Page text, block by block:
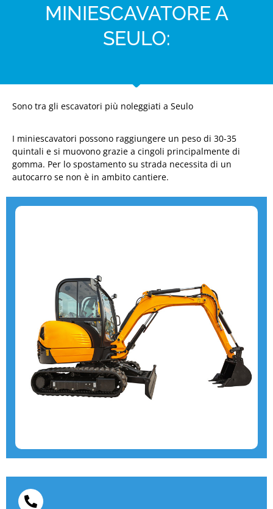
MINIESCAVATORE A
SEULO:
Sono tra gli escavatori più noleggiati a Seulo
I miniescavatori possono raggiungere un peso di 30-35
quintali e si muovono grazie a cingoli principalmente di
gomma. Per lo spostamento su strada necessita di un
autocarro se non è in ambito cantiere.